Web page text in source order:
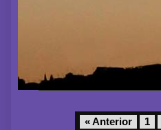
« Anterior 1